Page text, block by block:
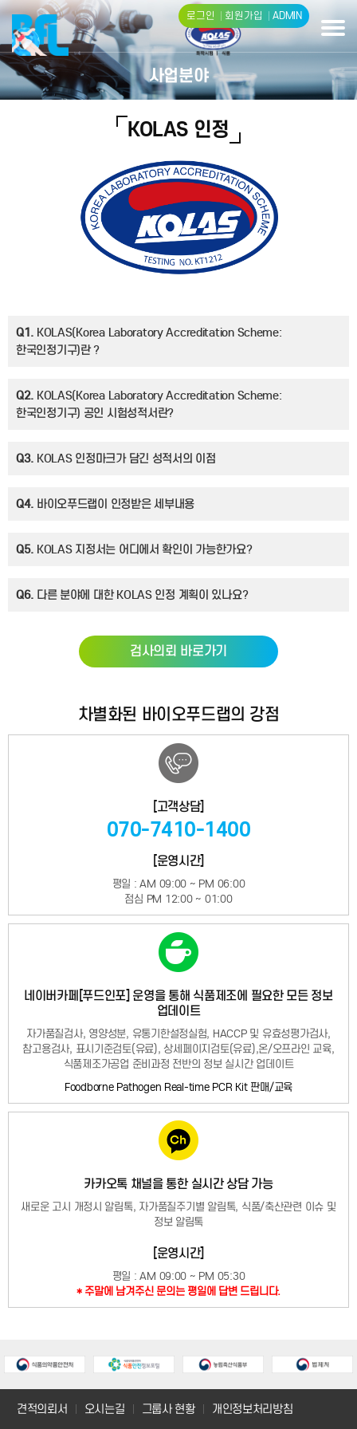
로그인 회원가입 ADMIN
사업분야
KOLAS 인정
Q1. KOLAS(Korea Laboratory Accreditation Scheme:
한국인정기구)란 ?
Q2. KOLAS(Korea Laboratory Accreditation Scheme:
한국인정기구) 공인 시험성적서란?
Q3. KOLAS 인정마크가 담긴 성적서의 이점
Q4. 바이오푸드랩이 인정받은 세부내용
Q5. KOLAS 지정서는 어디에서 확인이 가능한가요?
Q6. 다른 분야에 대한 KOLAS 인정 계획이 있나요?
검사의뢰 바로가기
차별화된 바이오푸드랩의 강점
[고객상담]
070-7410-1400
[운영시간]
평일 : AM 09:00 ~ PM 06:00
점심 PM 12:00 ~ 01:00
네이버카페[푸드인포] 운영을 통해 식품제조에 필요한 모든 정보
업데이트
자가품질검사, 영양성분, 유통기한설정실험, HACCP 및 유효성평가검사,
참고용검사, 표시기준검토(유료), 상세페이지검토(유료),온/오프라인 교육,
식품제조가공업 준비과정 전반의 정보 실시간 업데이트
Foodborne Pathogen Real-time PCR Kit 판매/교육
카카오톡 채널을 통한 실시간 상담 가능
새로운 고시 개정시 알림톡, 자가품질주기별 알림톡, 식품/축산관련 이슈 및
정보 알림톡
[운영시간]
평일 : AM 09:00 ~ PM 05:30
* 주말에 남겨주신 문의는 평일에 답변 드립니다.
견적의뢰서 오시는길 그룹사 현황 개인정보처리방침